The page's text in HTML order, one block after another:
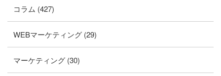
コラム (427)
WEBマーケティング (29)
マーケティング (30)